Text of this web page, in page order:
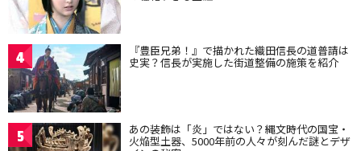
4 『豊臣兄弟！』で描かれた織田信長の道普請は
史実？信長が実施した街道整備の施策を紹介
5 あの装飾は「炎」ではない？縄文時代の国宝・
火焔型土器、5000年前の人々が刻んだ謎とデザ